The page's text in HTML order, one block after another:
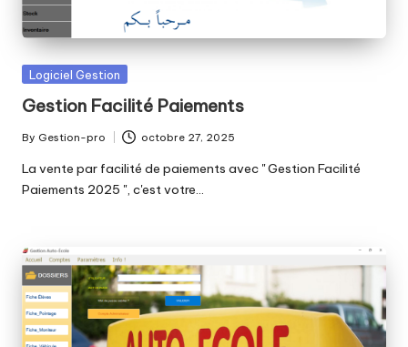
Posted
Logiciel Gestion
Gestion Facilité Paiements
Posted
by
By Gestion-pro octobre 27, 2025
La vente par facilité de paiements avec '' Gestion Facilité
Paiements 2025 '', c'est votre…